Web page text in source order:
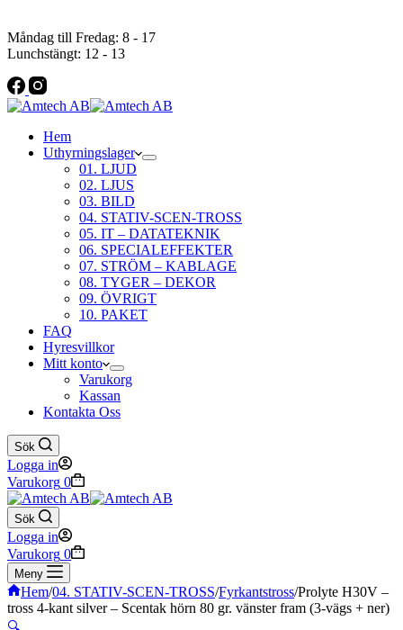
Måndag till Fredag: 8 - 17
Lunchstängt: 12 - 13
Hem
Uthyrningslager
01. LJUD
02. LJUS
03. BILD
04. STATIV-SCEN-TROSS
05. IT – DATATEKNIK
06. SPECIALEFFEKTER
07. STRÖM – KABLAGE
08. TYGER – DEKOR
09. ÖVRIGT
10. PAKET
FAQ
Hyresvillkor
Mitt konto
Varukorg
Kassan
Kontakta Oss
Sök
Logga in
Varukorg 0
Sök
Logga in
Varukorg 0
Meny
Hem/04. STATIV-SCEN-TROSS/Fyrkantstross/Prolyte H30V –
tross 4-kant silver – Scentak hörn 80 gr. vänster fram (3-vägs + ner)
🔍